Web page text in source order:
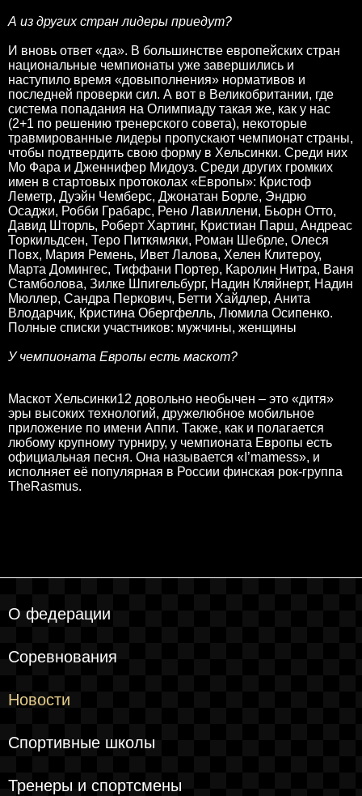
А из других стран лидеры приедут?
И вновь ответ «да». В большинстве европейских стран
национальные чемпионаты уже завершились и
наступило время «довыполнения» нормативов и
последней проверки сил. А вот в Великобритании, где
система попадания на Олимпиаду такая же, как у нас
(2+1 по решению тренерского совета), некоторые
травмированные лидеры пропускают чемпионат страны,
чтобы подтвердить свою форму в Хельсинки. Среди них
Мо Фара и Дженнифер Мидоуз. Среди других громких
имен в стартовых протоколах «Европы»: Кристоф
Леметр, Дуэйн Чемберс, Джонатан Борле, Эндрю
Осаджи, Робби Грабарс, Рено Лавиллени, Бьорн Отто,
Давид Шторль, Роберт Хартинг, Кристиан Парш, Андреас
Торкильдсен, Теро Питкямяки, Роман Шебрле, Олеся
Повх, Мария Ремень, Ивет Лалова, Хелен Клитероу,
Марта Домингес, Тиффани Портер, Каролин Нитра, Ваня
Стамболова, Зилке Шпигельбург, Надин Кляйнерт, Надин
Мюллер, Сандра Перкович, Бетти Хайдлер, Анита
Влодарчик, Кристина Обергфелль, Люмила Осипенко.
Полные списки участников: мужчины, женщины
У чемпионата Европы есть маскот?
Маскот Хельсинки12 довольно необычен – это «дитя»
эры высоких технологий, дружелюбное мобильное
приложение по имени Аппи. Также, как и полагается
любому крупному турниру, у чемпионата Европы есть
официальная песня. Она называется «I’mamess», и
исполняет её популярная в России финская рок-группа
TheRasmus.
О федерации
Соревнования
Новости
Спортивные школы
Тренеры и спортсмены